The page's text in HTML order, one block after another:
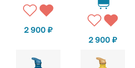
2 900₽
2 900 ₽